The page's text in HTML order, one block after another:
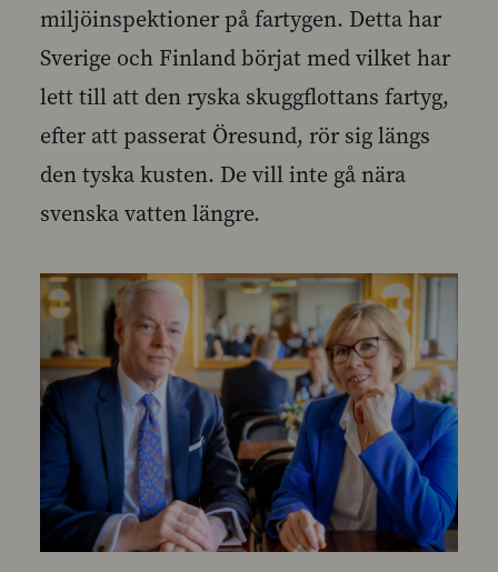
miljöinspektioner på fartygen. Detta har
Sverige och Finland börjat med vilket har
lett till att den ryska skuggflottans fartyg,
efter att passerat Öresund, rör sig längs
den tyska kusten. De vill inte gå nära
svenska vatten längre.